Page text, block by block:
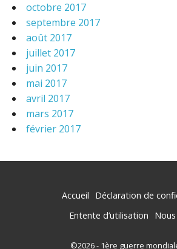
octobre 2017
septembre 2017
août 2017
juillet 2017
juin 2017
mai 2017
avril 2017
mars 2017
février 2017
Accueil
Déclaration de
Entente d’utilisation
©2026 - 1ère guerre